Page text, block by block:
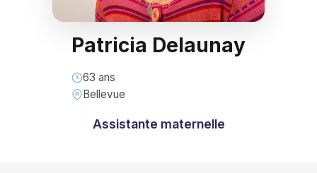
Patricia Delaunay
63 ans
Bellevue
Assistante maternelle